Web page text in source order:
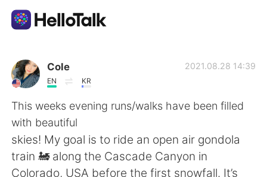
แอปแลกเปลี่ยนทางภาษา
AI Grammar Checker
ไทย
Cole
EN KR
2021.08.28 14:39
This weeks evening runs/walks have been filled
with beautiful
skies! My goal is to ride an open air gondola
train 🚂 along the Cascade Canyon in
Colorado, USA before the first snowfall. It’s